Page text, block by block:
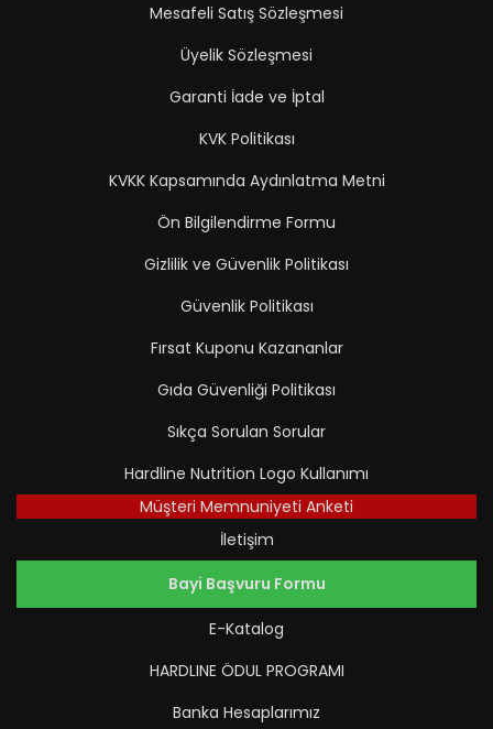
Mesafeli Satış Sözleşmesi
Üyelik Sözleşmesi
Garanti İade ve İptal
KVK Politikası
KVKK Kapsamında Aydınlatma Metni
Ön Bilgilendirme Formu
Gizlilik ve Güvenlik Politikası
Güvenlik Politikası
Fırsat Kuponu Kazananlar
Gıda Güvenliği Politikası
Sıkça Sorulan Sorular
Hardline Nutrition Logo Kullanımı
Müşteri Memnuniyeti Anketi
İletişim
Bayi Başvuru Formu
E-Katalog
HARDLINE ÖDUL PROGRAMI
Banka Hesaplarımız